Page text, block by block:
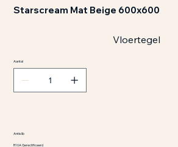
Starscream Mat Beige 600x600
Vloertegel
Aantal
Antislib
R10A Gerectificeerd